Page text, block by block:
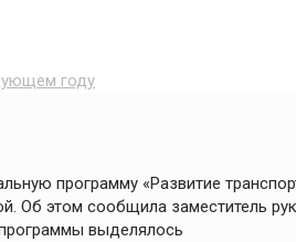
году
программу «Развитие
Об этом сообщила заместитель
выделялось